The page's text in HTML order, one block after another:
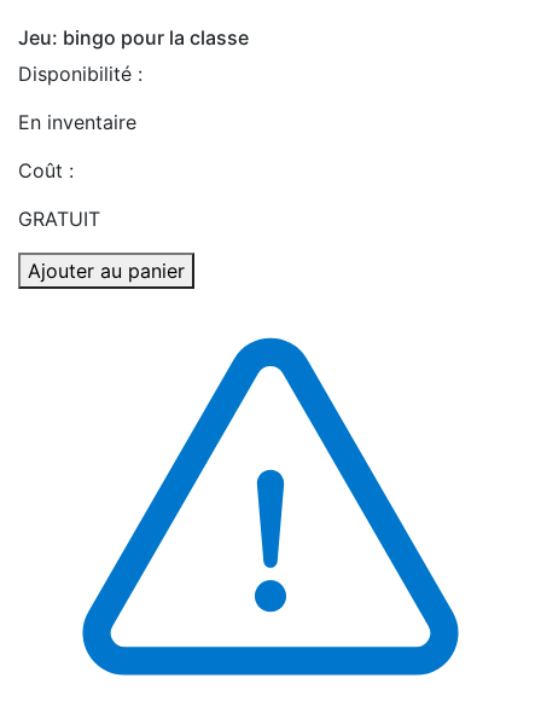
Jeu: bingo pour la classe
Disponibilité :
En inventaire
Coût :
GRATUIT
Ajouter au panier